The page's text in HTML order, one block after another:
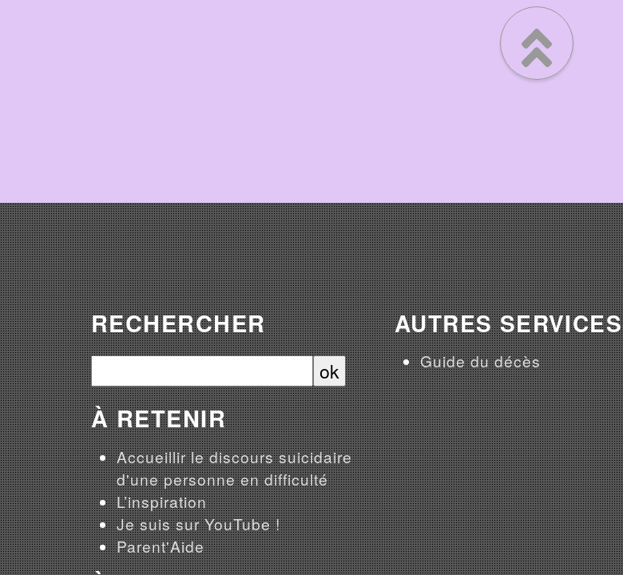
RECHERCHER
À RETENIR
Accueillir le discours suicidaire
d'une personne en difficulté
L’inspiration
Je suis sur YouTube !
Parent'Aide
AUTRES SERVICES
Guide du décès